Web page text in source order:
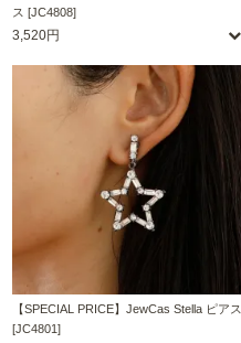
ス [JC4808]
3,520円
【SPECIAL PRICE】JewCas Stella ピアス
[JC4801]